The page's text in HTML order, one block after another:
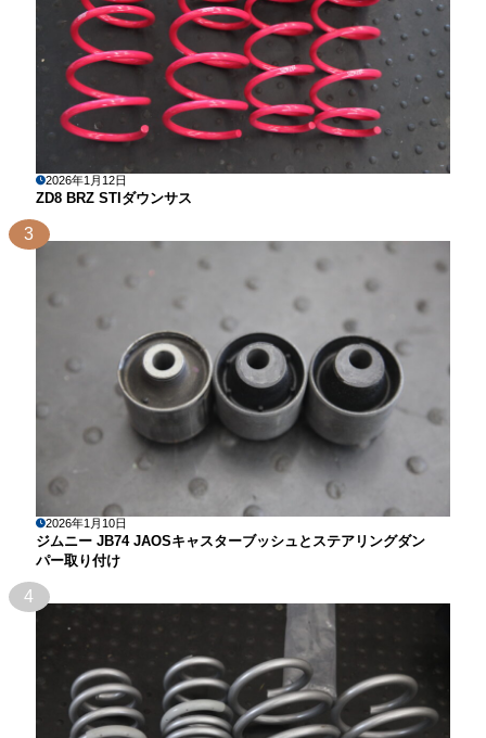
2026年1月12日
ZD8 BRZ STIダウンサス
3
2026年1月10日
ジムニー JB74 JAOSキャスターブッシュとステアリングダン
パー取り付け
4